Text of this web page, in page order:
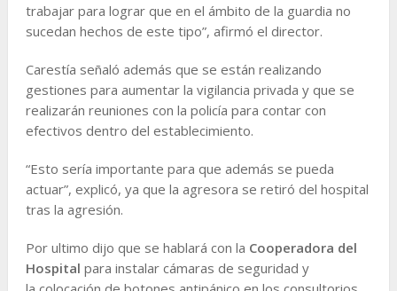
trabajar para lograr que en el ámbito de la guardia no
sucedan hechos de este tipo”, afirmó el director.
Carestía señaló además que se están realizando
gestiones para aumentar la vigilancia privada y que se
realizarán reuniones con la policía para contar con
efectivos dentro del establecimiento.
“Esto sería importante para que además se pueda
actuar”, explicó, ya que la agresora se retiró del hospital
tras la agresión.
Por ultimo dijo que se hablará con la Cooperadora del
Hospital para instalar cámaras de seguridad y